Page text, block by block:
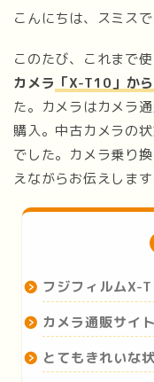
こんにちは、スミスで
このたび、これまで
カメラ 「X-T10」か
た。カメラはカメラ
購入。中古カメラの
でした。カメラ乗り
えながらお伝えします
フジフィルムX-
カメラ通販サイ
とてもきれいな